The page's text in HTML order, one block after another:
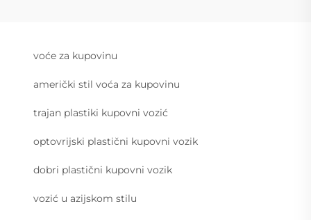
voće za kupovinu
američki stil voća za kupovinu
trajan plastiki kupovni vozić
optovrijski plastični kupovni vozik
dobri plastični kupovni vozik
vozić u azijskom stilu